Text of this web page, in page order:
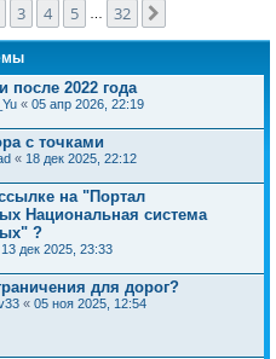
1 из
3 4 5 32
после 2022 года
« 05 апр 2026, 22:19
с точками
« 18 дек 2025, 22:12
на "Портал
Национальная система
?
13 дек 2025, 23:33
для дорог?
« 05 ноя 2025, 12:54